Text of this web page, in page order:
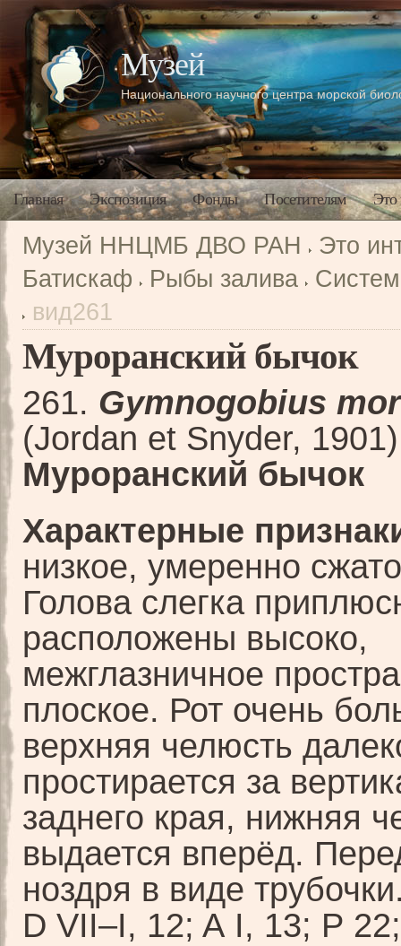
Музей
Национального научного центра морской
Главная Экспозиция Фонды Посетителям Это
Музей ННЦМБ ДВО РАН
Это
Батискаф
Рыбы залива
вид261
Муроранский бычок
261. Gymnogobius
(Jordan et Snyder,
Муроранский бычок
Характерные
низкое, умеренно
Голова слегка
расположены высоко,
межглазничное
плоское. Рот очень
верхняя челюсть
простирается за
заднего края, нижняя
выдается вперёд.
ноздря в виде
D VII–I, 12; A I, 13; P